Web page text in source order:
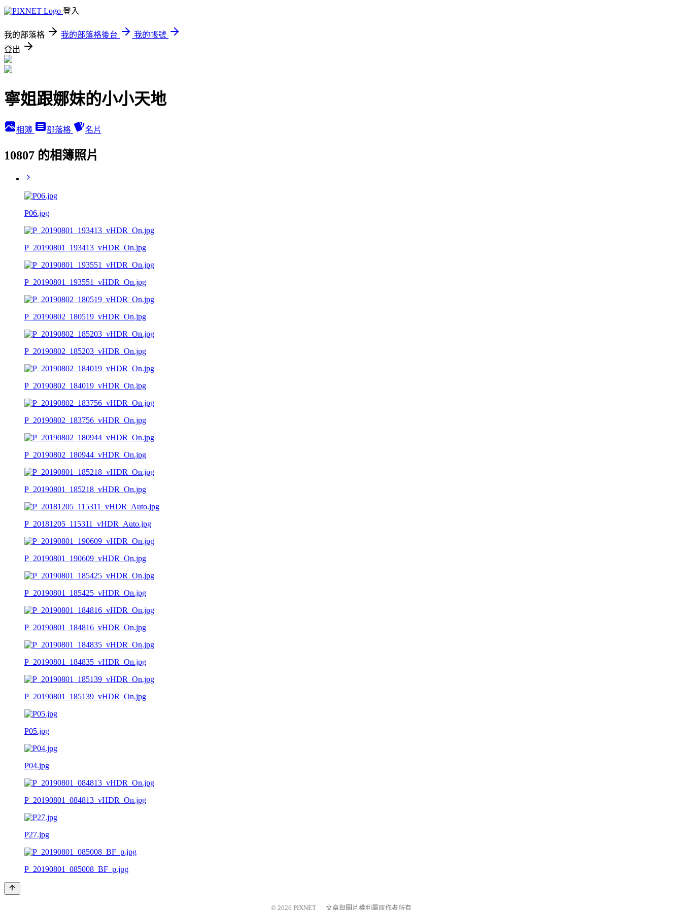
登入
我的部落格 我的部落格後台
我的帳號
登出
寧姐跟娜妹的小小天地
相簿 部落格 名片
10807 的相簿照片
P06.jpg
P_20190801_193413_vHDR_On.jpg
P_20190801_193551_vHDR_On.jpg
P_20190802_180519_vHDR_On.jpg
P_20190802_185203_vHDR_On.jpg
P_20190802_184019_vHDR_On.jpg
P_20190802_183756_vHDR_On.jpg
P_20190802_180944_vHDR_On.jpg
P_20190801_185218_vHDR_On.jpg
P_20181205_115311_vHDR_Auto.jpg
P_20190801_190609_vHDR_On.jpg
P_20190801_185425_vHDR_On.jpg
P_20190801_184816_vHDR_On.jpg
P_20190801_184835_vHDR_On.jpg
P_20190801_185139_vHDR_On.jpg
P05.jpg
P04.jpg
P_20190801_084813_vHDR_On.jpg
P27.jpg
P_20190801_085008_BF_p.jpg
© 2026 PIXNET 文章與圖片權利屬原作者所有